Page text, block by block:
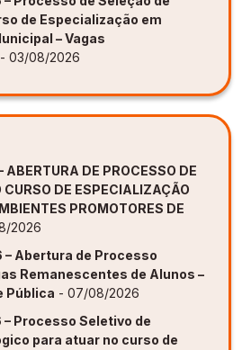
de Especialização em
– Vagas
- 03/08/2026
DE PROCESSO DE
CURSO DE ESPECIALIZAÇÃO
PROMOTORES DE
2026
– Abertura de Processo
Remanescentes de Alunos –
Pública - 07/08/2026
Processo Seletivo de
para atuar no curso de